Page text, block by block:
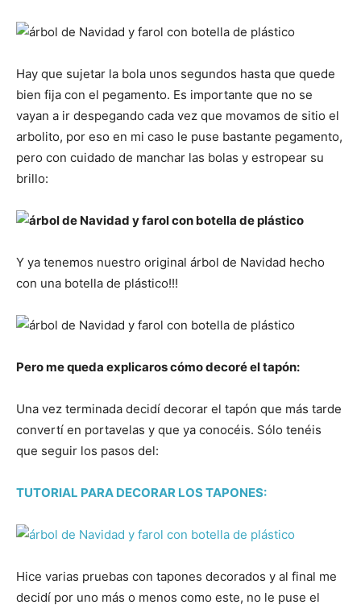
Hay que sujetar la bola unos segundos hasta que quede
bien fija con el pegamento. Es importante que no se
vayan a ir despegando cada vez que movamos de sitio el
arbolito, por eso en mi caso le puse bastante pegamento,
pero con cuidado de manchar las bolas y estropear su
brillo:
Y ya tenemos nuestro original árbol de Navidad hecho
con una botella de plástico!!!
Pero me queda explicaros cómo decoré el tapón:
Una vez terminada decidí decorar el tapón que más tarde
convertí en portavelas y que ya conocéis. Sólo tenéis
que seguir los pasos del:
TUTORIAL PARA DECORAR LOS TAPONES:
Hice varias pruebas con tapones decorados y al final me
decidí por uno más o menos como este, no le puse el